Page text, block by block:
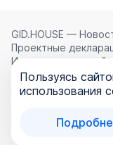
GID.HOUSE —
Проектные
Использование
соглашением ,
Политикой
ООО
Пользуясь
использования